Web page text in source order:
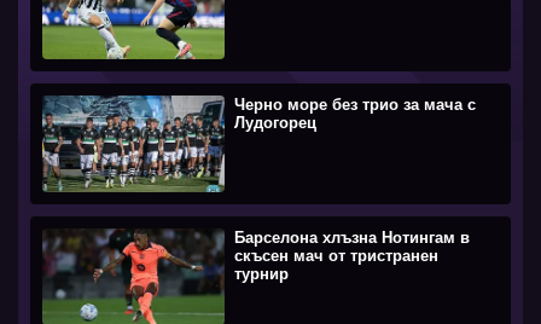
Черно море без трио за мача с
Лудогорец
Барселона хлъзна Нотингам в
скъсен мач от тристранен
турнир